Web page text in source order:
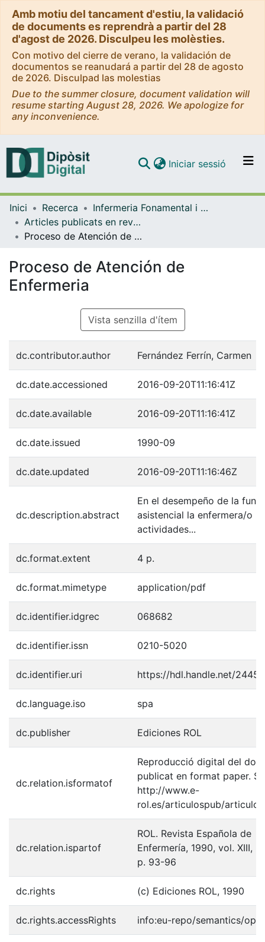
Amb motiu del tancament d'estiu, la validació
de documents es reprendrà a partir del 28
d'agost de 2026. Disculpeu les molèsties.
Con motivo del cierre de verano, la validación de
documentos se reanudará a partir del 28 de agosto
de 2026. Disculpad las molestias
Due to the summer closure, document validation will
resume starting August 28, 2026. We apologize for
any inconvenience.
Navega per tot el DD
Com publicar
Iniciar sessió (current)
Inici Recerca
Infermeria Fonamental i Clínica
Articles publicats en revistes (Infermeria Fonamental i Clínica)
Proceso de Atención de Enfermeria
Proceso de Atención de
Enfermeria
Vista senzilla d'ítem
dc.contributor.author Fernández Ferrín, Carmen
dc.date.accessioned 2016-09-20T11:16:41Z
dc.date.available 2016-09-20T11:16:41Z
dc.date.issued 1990-09
dc.date.updated 2016-09-20T11:16:46Z
dc.description.abstract
En el desempeño de la
asistencial la enfermera/o
actividades...
dc.format.extent 4 p.
dc.format.mimetype application/pdf
dc.identifier.idgrec 068682
dc.identifier.issn 0210-5020
dc.identifier.uri https://hdl.handle.net/2445/
dc.language.iso spa
dc.publisher Ediciones ROL
dc.relation.isformatof
Reproducció digital del
publicat en format paper.
http://www.e-
rol.es/articulospub/
dc.relation.ispartof
ROL. Revista Española de
Enfermería, 1990, vol. XIII,
p. 93-96
dc.rights (c) Ediciones ROL, 1990
dc.rights.accessRights info:eu-repo/semantics/